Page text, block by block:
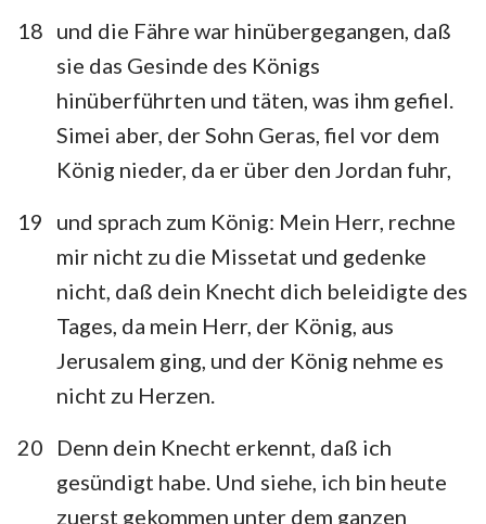
18 und die Fähre war hinübergegangen, daß
sie das Gesinde des Königs
hinüberführten und täten, was ihm gefiel.
Simei aber, der Sohn Geras, fiel vor dem
König nieder, da er über den Jordan fuhr,
19
und sprach zum König: Mein Herr, rechne
mir nicht zu die Missetat und gedenke
nicht, daß dein Knecht dich beleidigte des
Tages, da mein Herr, der König, aus
Jerusalem ging, und der König nehme es
nicht zu Herzen.
20
Denn dein Knecht erkennt, daß ich
gesündigt habe. Und siehe, ich bin heute
zuerst gekommen unter dem ganzen